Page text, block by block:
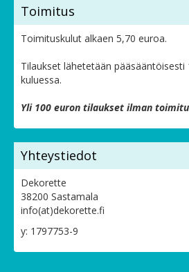
Toimitus
Toimituskulut alkaen 5,70 euroa.
Tilaukset lähetetään pääsääntöisesti
kuluessa.
Yli 100 euron tilaukset ilman
Yhteystiedot
Dekorette
38200 Sastamala
info(at)dekorette.fi
y: 1797753-9